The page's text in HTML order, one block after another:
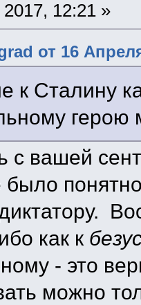
12:21 »
от 16
к Сталину
герою
с вашей
было
как к
- это
можно